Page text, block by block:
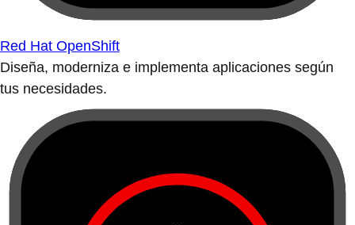
Red Hat OpenShift
Diseña, moderniza e implementa aplicaciones según
tus necesidades.